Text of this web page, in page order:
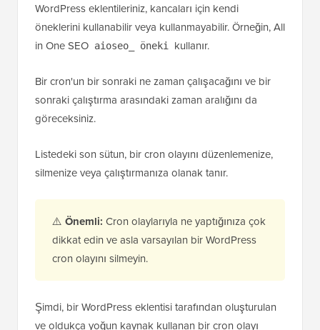
WordPress eklentileriniz, kancaları için kendi
öneklerini kullanabilir veya kullanmayabilir. Örneğin, All
in One SEO aioseo_ öneki kullanır.
Bir cron'un bir sonraki ne zaman çalışacağını ve bir
sonraki çalıştırma arasındaki zaman aralığını da
göreceksiniz.
Listedeki son sütun, bir cron olayını düzenlemenize,
silmenize veya çalıştırmanıza olanak tanır.
⚠️ Önemli: Cron olaylarıyla ne yaptığınıza çok
dikkat edin ve asla varsayılan bir WordPress
cron olayını silmeyin.
Şimdi, bir WordPress eklentisi tarafından oluşturulan
ve oldukça yoğun kaynak kullanan bir cron olayı